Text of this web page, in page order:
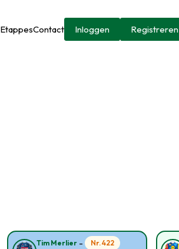
EtappesContact Inloggen Registreren
Tim Merlier-
Nr. 422